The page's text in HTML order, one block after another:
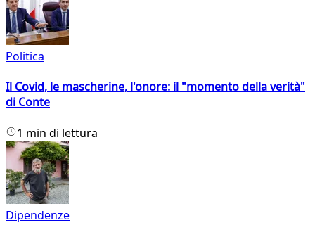
Politica
Il Covid, le mascherine, l'onore: il "momento della verità"
di Conte
1 min di lettura
Dipendenze